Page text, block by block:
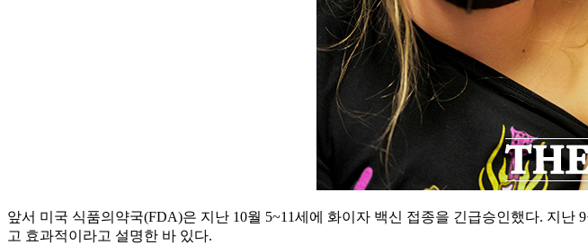
앞서 미국 식품의약국(FDA)은 지난 10월 5~11세에 화이자 백신 접종을 긴급승인했다. 지
고 효과적이라고 설명한 바 있다.